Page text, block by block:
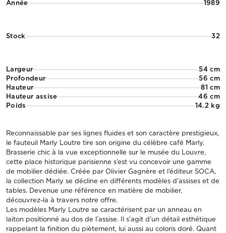
Année
1989
Stock 32
Largeur
54 cm
Profondeur
56 cm
Hauteur
81 cm
Hauteur assise
46 cm
Poids
14.2 kg
Reconnaissable par ses lignes fluides et son caractère prestigieux,
le fauteuil Marly Loutre tire son origine du célèbre café Marly.
Brasserie chic à la vue exceptionnelle sur le musée du Louvre,
cette place historique parisienne s’est vu concevoir une gamme
de mobilier dédiée. Créée par Olivier Gagnère et l’éditeur SOCA,
la collection Marly se décline en différents modèles d’assises et de
tables. Devenue une référence en matière de mobilier,
découvrez-la à travers notre offre.
Les modèles Marly Loutre se caractérisent par un anneau en
laiton positionné au dos de l’assise. Il s’agit d’un détail esthétique
rappelant la finition du piètement, lui aussi au coloris doré. Quant